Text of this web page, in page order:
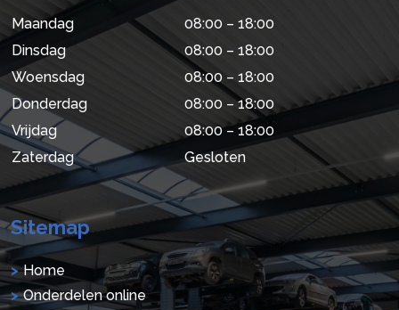
Maandag
08:00 – 18:00
Dinsdag
08:00 – 18:00
Woensdag
08:00 – 18:00
Donderdag
08:00 – 18:00
Vrijdag
08:00 – 18:00
Zaterdag
Gesloten
Sitemap
Home
Onderdelen online